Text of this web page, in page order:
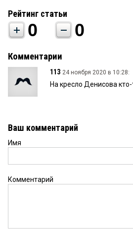
Рейтинг статьи
0 0
Комментарии
113 24 ноября 2020 в 10:28:
На кресло Денисова
Ваш комментарий
Имя
Комментарий